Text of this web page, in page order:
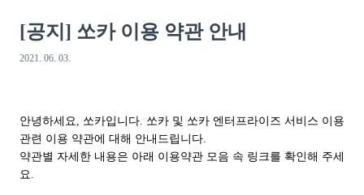
[공지] 쏘카 이용 약관 안내
2021. 06. 03.
안녕하세요, 쏘카입니다. 쏘카 및 쏘카 엔터프라이즈 서비스 이용
관련 이용 약관에 대해 안내드립니다.
약관별 자세한 내용은 아래 이용약관 모음 속 링크를 확인해 주세
요.